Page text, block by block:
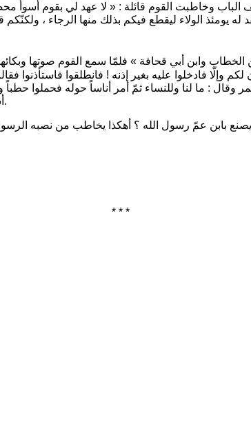
الباب وخاطبت القوم قائلة : « لا عهد لي بقوم أسوأ
يومئذ الولاء ليقطع فيكم بذلك منها الرجاء ،
الخطاب وابن أبي قحافة » فلمّا سمع القوم صوتها
وإلّا فادخلوا عليه بغير إذنه ! فانطلقوا فاستأذنوا
وقال : ما لنا وللنساء ثمّ أمر أناساً حوله فحملوا
أسمع عليّاً : والله اتخرجنّ ولتبايعنّ خليفة رسول الله أو لأضرمنّ عليك بيتك ناراً.
بابن عمّ رسول الله ؟ أهكذا يخاطب من نصبه
* * *